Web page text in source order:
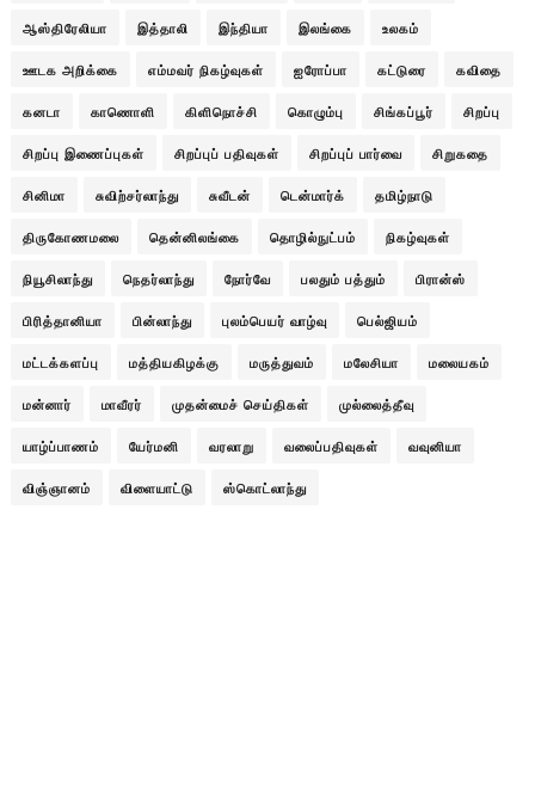
ஆஸ்திரேலியா இத்தாலி இந்தியா இலங்கை உலகம்
ஊடக அறிக்கை எம்மவர் நிகழ்வுகள் ஐரோப்பா கட்டுரை கவிதை
கனடா காணொளி கிளிநொச்சி கொழும்பு சிங்கப்பூர் சிறப்பு
சிறப்பு இணைப்புகள் சிறப்புப் பதிவுகள் சிறப்புப் பார்வை சிறுகதை
சினிமா சுவிற்சர்லாந்து சுவீடன் டென்மார்க் தமிழ்நாடு
திருகோணமலை தென்னிலங்கை தொழில்நுட்பம் நிகழ்வுகள்
நியூசிலாந்து நெதர்லாந்து நோர்வே பலதும் பத்தும் பிரான்ஸ்
பிரித்தானியா பின்லாந்து புலம்பெயர் வாழ்வு பெல்ஜியம்
மட்டக்களப்பு மத்தியகிழக்கு மருத்துவம் மலேசியா மலையகம்
மன்னார் மாவீரர் முதன்மைச் செய்திகள் முல்லைத்தீவு
யாழ்ப்பாணம் யேர்மனி வரலாறு வலைப்பதிவுகள் வவுனியா
விஞ்ஞானம் விளையாட்டு ஸ்கொட்லாந்து